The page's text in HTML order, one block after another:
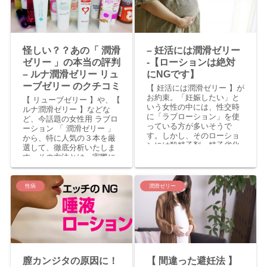
怪しい？？あの「 潤滑
ゼリー 」の本当の評判
– ルナ潤滑ゼリー リュ
ーブゼリー のクチコミ
【 リューブゼリー 】や、【
ルナ潤滑ゼリー 】などな
ど、今話題の女性用 ラブロ
ーション 「 潤滑ゼリー 」
から、特に人気の３本を厳
選して、徹底分析いたしま
す。その方法とは、実際に
購入した方々のクチコミコ
メント！良いことも悪いこ
とも、すべて丸裸にしてい
– 妊活には潤滑ゼリー
-【ローションは絶対
にNGです】
【 妊活には潤滑ゼリー 】が
お約束。「妊娠したい」と
いう女性の中には、性交時
に「ラブローション」を使
っている方が多いそうで
す。しかし、そのローショ
ンには殺精子剤・精子劣化
にしっかり学んでくださ
い！【妊活・潤滑ゼリー・
婦人科・助産師・避妊・コ
ンドーム・女性用ローショ
ン・性交痛】
性病
膣カンジタの原因に！
潤滑ゼリー
【 間違った避妊法 】